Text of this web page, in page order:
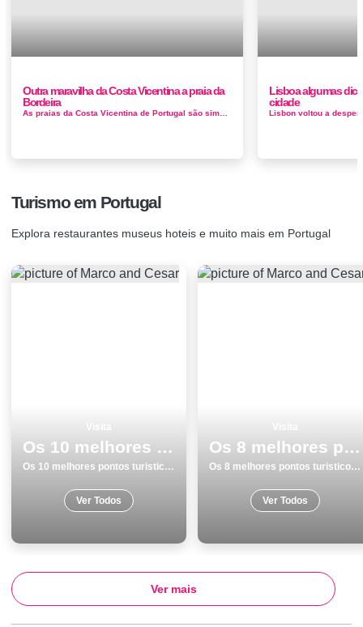
Outra maravilha da Costa Vicentina a praia da
Bordeira
Lisboa algumas
cidade
Turismo em Portugal
Explora restaurantes museus hoteis e muito mais em Portugal
Os 10 melhores pontos turisticos e passeios em LourinhÃ£
Os 10 melhores pontos turisticos e passeios em LourinhÃ£
Ver Todos
Os 8 melhores pontos turisticos para visitar em Almada
Os 8 melhores pontos turisticos para visitar em Almada
Ver Todos
Ver mais